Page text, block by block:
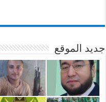
جديد الموقع